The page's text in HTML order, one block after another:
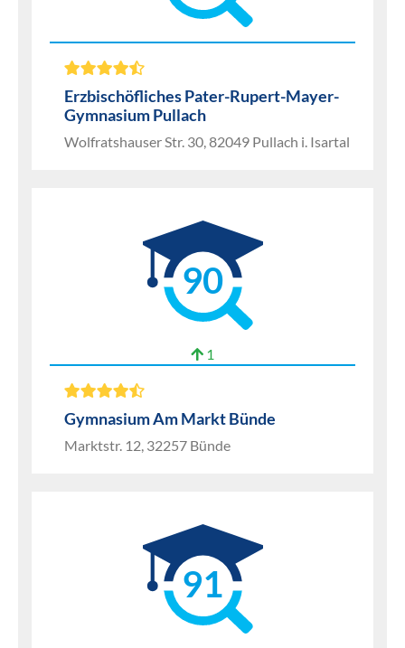
Erzbischöfliches Pater-Rupert-Mayer-
Gymnasium Pullach
Wolfratshauser Str. 30, 82049 Pullach i. Isartal
90
1
Gymnasium Am Markt Bünde
Marktstr. 12, 32257 Bünde
91